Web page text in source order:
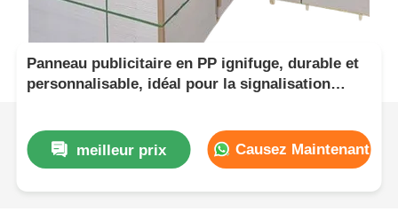
Panneau publicitaire en PP ignifuge, durable et
personnalisable, idéal pour la signalisation
meilleur prix
Causez Maintenant